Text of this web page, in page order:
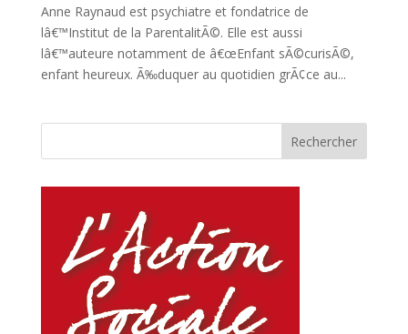
Anne Raynaud est psychiatre et fondatrice de
lâ€™Institut de la ParentalitÃ©. Elle est aussi
lâ€™auteure notamment de â€œEnfant sÃ©curisÃ©,
enfant heureux. Ã‰duquer au quotidien grÃ¢ce au...